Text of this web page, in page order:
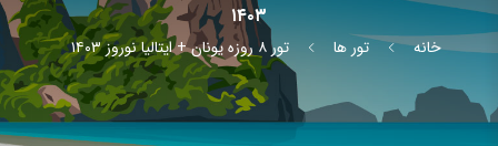
خانه تور ها تور ۸ روزه یونان + ایتالیا نوروز ۱۴۰۳
۱۴۰۳